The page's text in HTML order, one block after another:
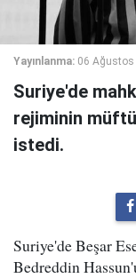
Yayınlanma: 06 Ağustos
Suriye'de
rejiminin
istedi.
Suriye'de Beşar
Bedreddin